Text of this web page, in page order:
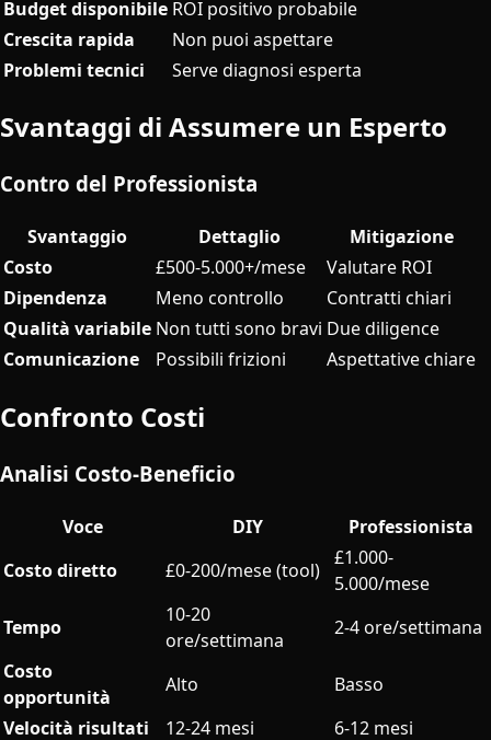
Budget disponibile ROI positivo probabile
Crescita rapida
Non puoi aspettare
Problemi tecnici
Serve diagnosi esperta
Svantaggi di Assumere un Esperto
Contro del Professionista
Svantaggio Dettaglio
Mitigazione
Costo
£500-5.000+/mese
Valutare ROI
Dipendenza
Meno controllo
Contratti chiari
Qualità variabile Non tutti sono bravi Due diligence
Comunicazione
Possibili frizioni Aspettative chiare
Confronto Costi
Analisi Costo-Beneficio
Voce DIY
Professionista
Costo diretto
£0-200/mese (tool)
£1.000-
5.000/mese
Tempo
10-20
ore/settimana
2-4 ore/settimana
Costo
opportunità
Alto
Basso
Velocità risultati
12-24 mesi 6-12 mesi